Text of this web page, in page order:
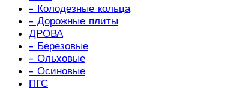
- Колодезные кольца
- Дорожные плиты
ДРОВА
- Березовые
- Ольховые
- Осиновые
ПГС